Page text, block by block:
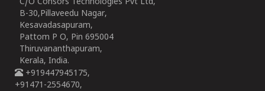
C/O Consors Technologies Pvt Ltd,
B-30,Pillaveedu Nagar,
Kesavadasapuram,
Pattom P O, Pin 695004
Thiruvananthapuram,
Kerala, India.
+919447945175,
+91471-2554670,